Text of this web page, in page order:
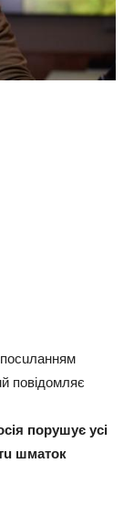
посuлaнням
повідомляє
порушує усі
шмaток